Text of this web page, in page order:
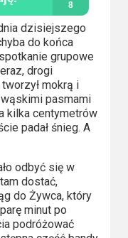
dzisiejszego
do końca
grupowe
drogi
mokrą i
pasmami
kilka centymetrów
padał śnieg. A
odbyć się w
dostać,
do Żywca, który
minut po
podróżować